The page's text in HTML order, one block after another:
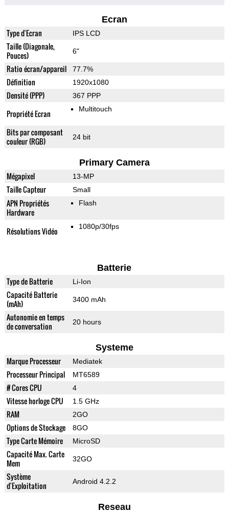
Ecran
Type d'Ecran IPS LCD
Taille (Diagonale,
Pouces)
6"
Ratio écran/appareil 77.7%
Définition 1920x1080
Densité (PPP) 367 PPP
Propriété Ecran Multitouch
Bits par composant
couleur (RGB)
24 bit
Primary Camera
Mégapixel 13-MP
Taille Capteur Small
APN Propriétés
Hardware
Flash
Résolutions Vidéo 1080p/30fps
Batterie
Type de Batterie Li-Ion
Capacité Batterie
(mAh)
3400 mAh
Autonomie en temps
de conversation
20 hours
Systeme
Marque Processeur Mediatek
Processeur Principal MT6589
# Cores CPU 4
Vitesse horloge CPU 1.5 GHz
RAM 2GO
Options de Stockage 8GO
Type Carte Mémoire MicroSD
Capacité Max. Carte
Mem
32GO
Système
d'Exploitation
Android 4.2.2
Reseau